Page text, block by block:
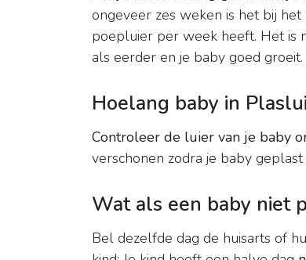
ongeveer zes weken is het bij
poepluier per week heeft. Het is
als eerder en je baby goed groeit.
Hoelang baby in
Controleer de luier van je baby
verschonen zodra je baby
Wat als een baby niet
Bel dezelfde dag de huisarts of